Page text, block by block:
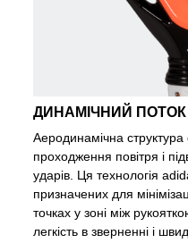
ДИНАМІЧНИЙ ПОТОК
Аеродинамічна
проходження повітря і
ударів. Ця технологія
призначених для
точках у зоні між
легкість в зверненні і